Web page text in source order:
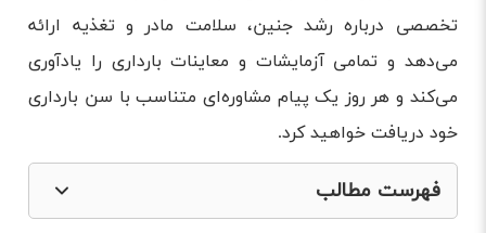
تخصصی درباره رشد جنین، سلامت مادر و تغذیه ارائه
می‌دهد و تمامی آزمایشات و معاینات بارداری را یادآوری
می‌کند و هر روز یک پیام مشاوره‌ای متناسب با سن بارداری
خود دریافت خواهید کرد.
فهرست مطالب